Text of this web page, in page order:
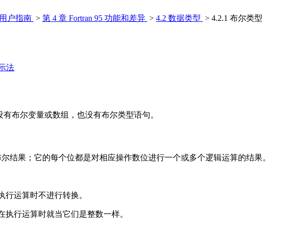
户指南 > 第 4 章 Fortran 95 功能和差异 > 4.2 数据类型 > 4.2.1 布尔类型
法
布尔变量或数组，也没有布尔类型语句。
结果；它的每个位都是对相应操作数位进行一个或多个逻辑运算的结果。
运算时不进行转换。
行运算时就当它们是整数一样。